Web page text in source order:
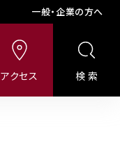
アクセス 検索
一般・企業の方へ